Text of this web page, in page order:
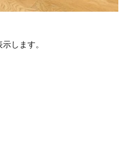
します。